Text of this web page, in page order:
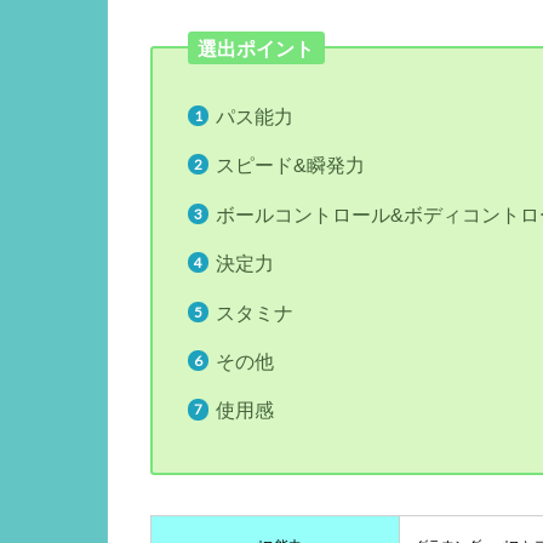
選出ポイント
パス能力
スピード&瞬発力
ボールコントロール&ボディコント
決定力
スタミナ
その他
使用感